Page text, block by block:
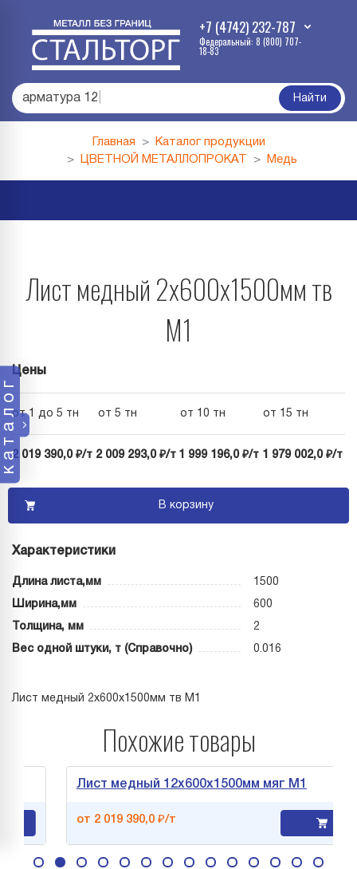
+7 (4742) 232-787
Федеральный: 8 (800) 707-
18-83
арматура 12 Найти
каталог
Главная
Каталог продукции
ЦВЕТНОЙ МЕТАЛЛОПРОКАТ
Медь
Лист медный 2х600х1500мм тв
М1
Цены
от 1 до 5 тн от 5 тн от 10 тн от 15 тн
2 019 390,0 ₽/т 2 009 293,0 ₽/т 1 999 196,0 ₽/т 1 979 002,0 ₽/т
В корзину
Характеристики
Длина листа,мм 1500
Ширина,мм 600
Толщина, мм 2
Вес одной штуки, т (Справочно) 0.016
Лист медный 2х600х1500мм тв М1
Похожие товары
Лист медный 12х600х1500мм мяг М1
от 2 019 390,0 ₽/т